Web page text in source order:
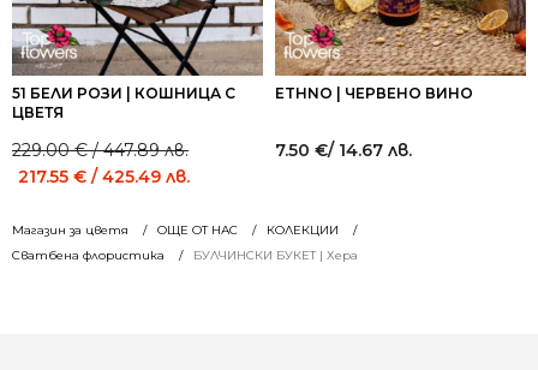
Магазин за цветя ОЩЕ ОТ НАС
КОЛЕКЦИИ
Сватбена флористика
БУЛЧИНСКИ БУКЕТ | Хера
51 БЕЛИ РОЗИ | КОШНИЦА С
ЦВЕТЯ
Original
price
229.00 €
/
229.00€/ 447.89 лв.
Current
price
229.00 €
/
217.55 € / 425.49 лв.
ETHNO | ЧЕРВЕНО ВИНО
7.50 €/ 14.67 лв.